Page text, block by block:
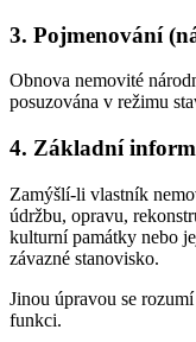
3. Pojmenování
Obnova nemovité
posuzována v režimu
4. Základní
Zamýšlí-li vlastník
údržbu, opravu,
kulturní památky nebo
závazné stanovisko.
Jinou úpravou se
funkci.